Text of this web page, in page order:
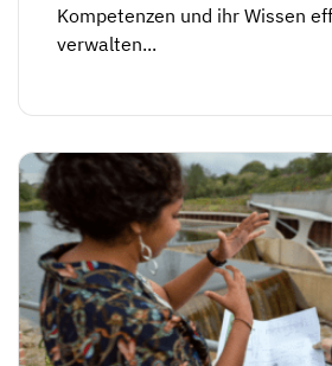
Kompetenzen und ihr Wissen
verwalten...